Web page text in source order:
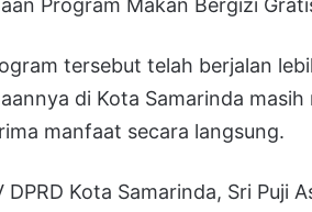
Program Makan Bergizi
tersebut telah berjalan
di Kota Samarinda
manfaat secara langsung.
DPRD Kota Samarinda, Sri Puji